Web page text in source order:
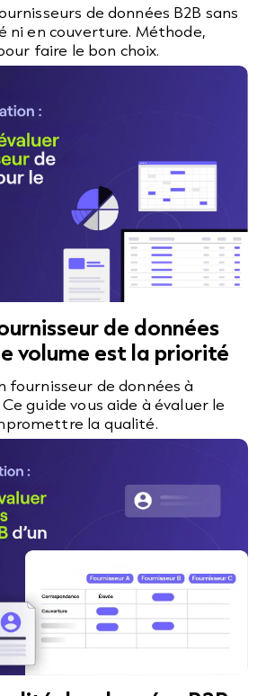
de données B2B sans
ni en couverture. Méthode,
faire le bon choix.
de données
volume est la priorité
fournisseur de données à
guide vous aide à évaluer le
la qualité.